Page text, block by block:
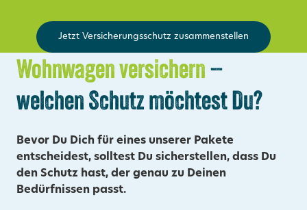
Jetzt Versicherungsschutz zusammenstellen
Wohnwagen versichern–
welchen Schutz möchtest Du?
Bevor Du Dich für eines unserer Pakete
entscheidest, solltest Du sicherstellen, dass Du
den Schutz hast, der genau zu Deinen
Bedürfnissen passt.